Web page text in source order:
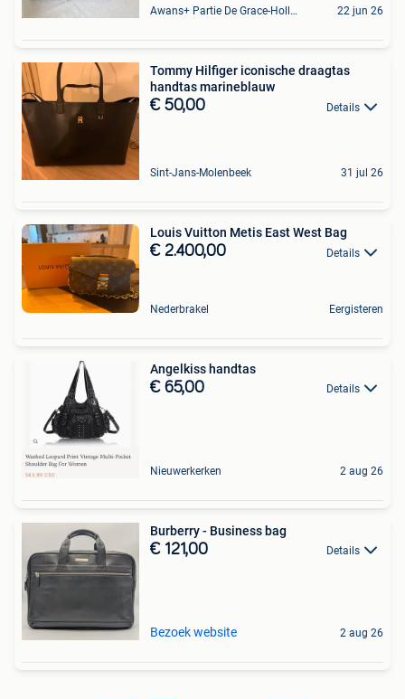
Awans+ Partie De Grace-Hollogne 22 jun 26
Tommy Hilfiger iconische draagtas
handtas marineblauw
€ 50,00 Details
Sint-Jans-Molenbeek 31 jul 26
Louis Vuitton Metis East West Bag
€ 2.400,00 Details
Nederbrakel Eergisteren
Angelkiss handtas
€ 65,00 Details
Nieuwerkerken 2 aug 26
Burberry - Business bag
€ 121,00 Details
Bezoek website 2 aug 26